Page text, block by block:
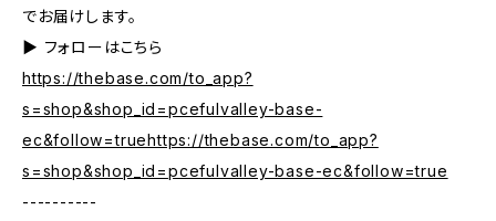
でお届けします。
▶︎ フォローはこちら
https://thebase.com/to_app?
s=shop&shop_id=pcefulvalley-base-
ec&follow=truehttps://thebase.com/to_app?
s=shop&shop_id=pcefulvalley-base-ec&follow=true
----------